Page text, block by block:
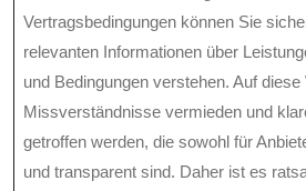
Vertragsbedingungen können Sie
relevanten Informationen über
und Bedingungen verstehen. Auf
Missverständnisse vermieden und
getroffen werden, die sowohl für
und transparent sind. Daher ist es